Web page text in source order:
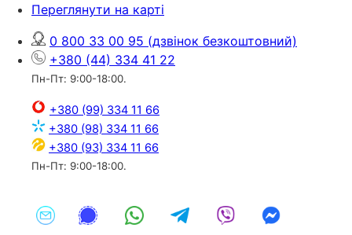
Переглянути на карті
0 800 33 00 95 (дзвінок безкоштовний)
+380 (44) 334 41 22
Пн-Пт: 9:00-18:00.
+380 (99) 334 11 66
+380 (98) 334 11 66
+380 (93) 334 11 66
Пн-Пт: 9:00-18:00.